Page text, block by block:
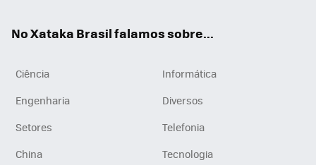
No Xataka Brasil falamos sobre...
Ciência
Informática
Engenharia
Diversos
Setores
Telefonia
China
Tecnologia